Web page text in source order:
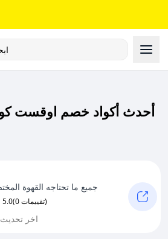
أحدث أكواد خصم اوقست
جميع ما تحتاجه القهوة
5.0 (0 تقييمات)
اخر تحديث: 07/08/